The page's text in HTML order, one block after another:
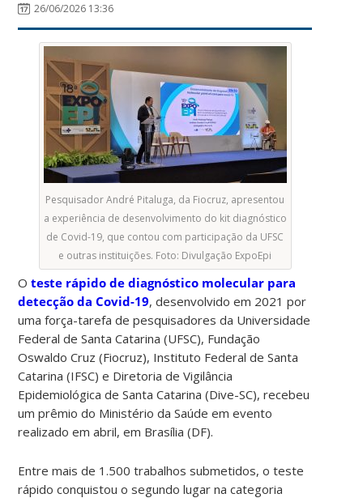
26/06/2026 13:36
Pesquisador André Pitaluga, da Fiocruz, apresentou
a experiência de desenvolvimento do kit diagnóstico
de Covid-19, que contou com participação da UFSC
e outras instituições. Foto: Divulgação ExpoEpi
Oteste rápido de diagnóstico molecular para
detecção da Covid-19, desenvolvido em 2021 por
uma força-tarefa de pesquisadores da Universidade
Federal de Santa Catarina (UFSC), Fundação
Oswaldo Cruz (Fiocruz), Instituto Federal de Santa
Catarina (IFSC) e Diretoria de Vigilância
Epidemiológica de Santa Catarina (Dive-SC), recebeu
um prêmio do Ministério da Saúde em evento
realizado em abril, em Brasília (DF).
Entre mais de 1.500 trabalhos submetidos, o teste
rápido conquistou o segundo lugar na categoria